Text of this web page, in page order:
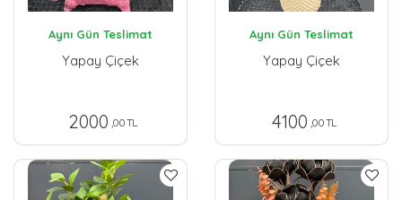
Aynı Gün Teslimat
Yapay Çiçek
2000 ,00 TL
Aynı Gün Teslimat
Yapay Çiçek
4100 ,00 TL